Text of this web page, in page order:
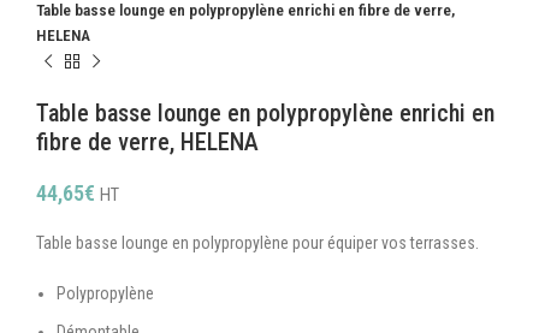
Table basse lounge en polypropylène enrichi en fibre de verre,
HELENA
Table basse lounge en polypropylène enrichi en
fibre de verre, HELENA
44,65€ HT
Table basse lounge en polypropylène pour équiper vos terrasses.
Polypropylène